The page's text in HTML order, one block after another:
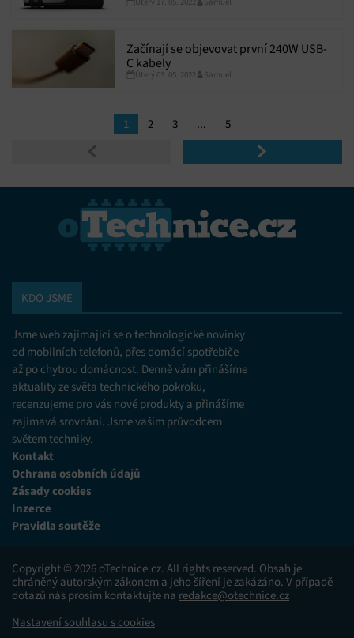
konečně možné předobjednat
Začínají se objevovat první 240W USB-
C kabely
Úterý 03. 05. 2022 Samuel
1 2 3 ... 5
KDO JSME
Jsme web zajímající se o technologické novinky
od mobilních telefonů, přes domácí spotřebiče
až po chytrou domácnost. Denně vám přinášíme
aktuality ze světa technického pokroku,
recenzujeme pro vás nové produkty a přinášíme
zajímavá srovnání. Jsme vaším průvodcem
světem techniky.
Kontakt
Ochrana osobních údajů
Zásady cookies
Inzerce
Pravidla soutěže
Copyright © 2026 oTechnice.cz. All rights reserved. Obsah je
chráněný autorským zákonem a jeho šíření je zakázáno. V případě
dotazů nás prosím kontaktujte na redakce@otechnice.cz
Nastavení souhlasu s cookies